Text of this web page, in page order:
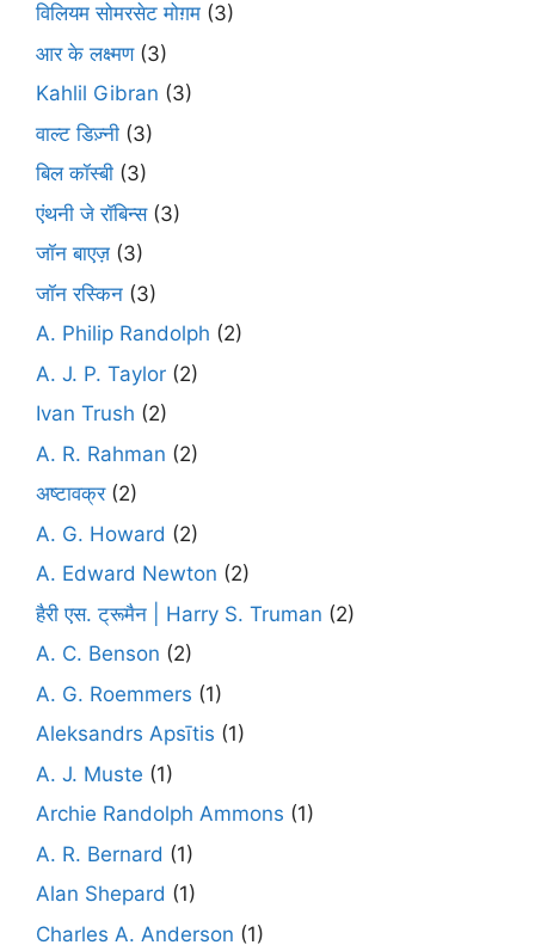
विलियम सोमरसेट मोग़म (3)
आर के लक्ष्मण(3)
Kahlil Gibran (3)
वाल्ट डिज़्नी (3)
बिल कॉस्बी (3)
एंथनी जे रॉबिन्स(3)
जॉन बाएज़ (3)
जॉन रस्किन (3)
A. Philip Randolph (2)
A. J. P. Taylor (2)
Ivan Trush (2)
A. R. Rahman (2)
अष्टावक्र(2)
A. G. Howard (2)
A. Edward Newton (2)
हैरी एस. ट्रूमैन | Harry S. Truman (2)
A. C. Benson (2)
A. G. Roemmers (1)
Aleksandrs Apsītis (1)
A. J. Muste (1)
Archie Randolph Ammons (1)
A. R. Bernard (1)
Alan Shepard (1)
Charles A. Anderson (1)